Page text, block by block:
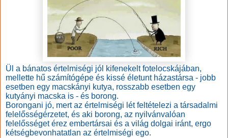
Ül a bánatos értelmiségi jól kifenekelt fotelocskájában,
mellette hű számítógépe és kissé életunt házastársa - jobb
esetben egy macskányi kutya, rosszabb esetben egy
kutyányi macska is - és borong.
Borongani jó, mert az értelmiségi lét feltételezi a társadalmi
felelősségérzetet, és aki borong, az nyilvánvalóan
felelősséget érez embertársai és a világ dolgai iránt, ergo
kétségbevonhatatlan az értelmiségi ego.